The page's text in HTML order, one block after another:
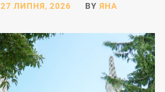
27 ЛИПНЯ, 2026 BY ЯНА